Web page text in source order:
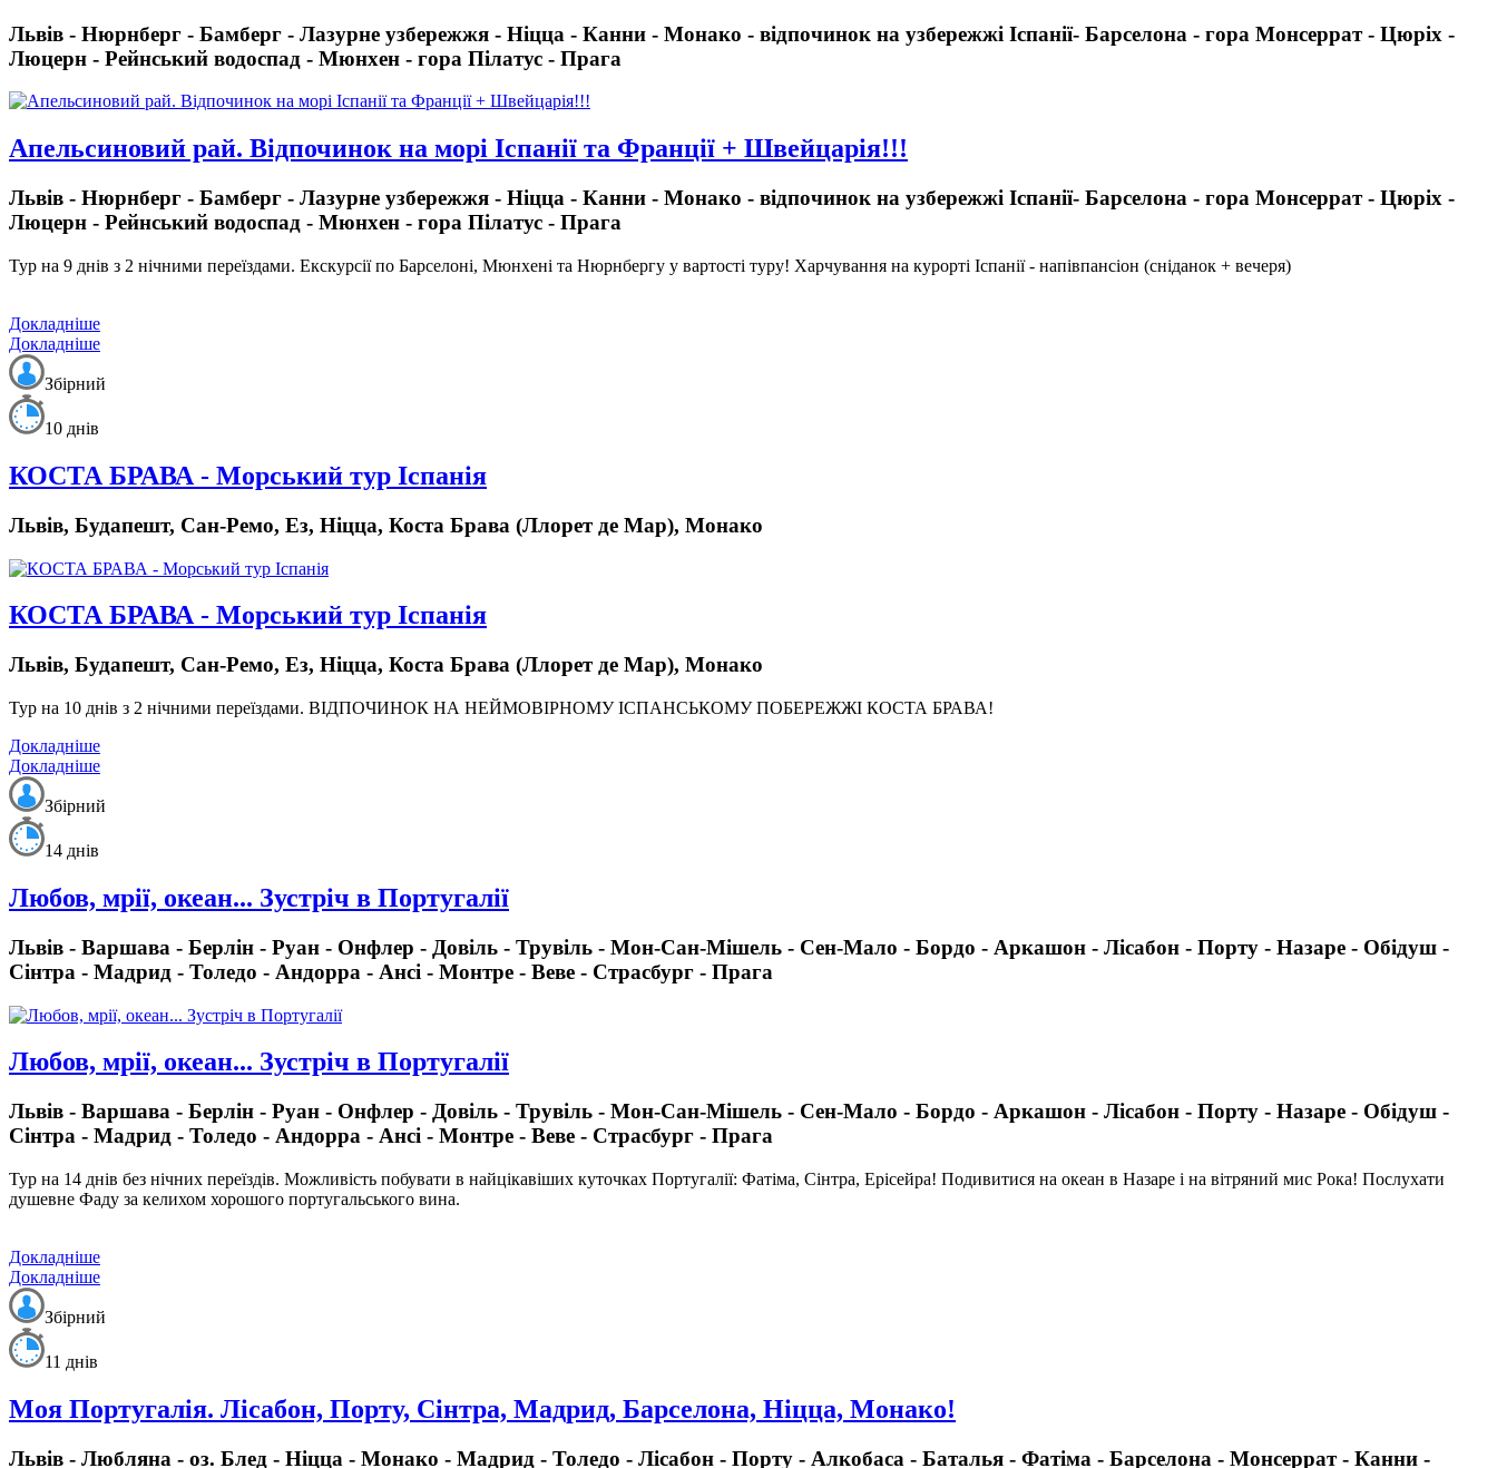
Львів - Нюрнберг - Бамберг - Лазурне узбережжя - Ніцца - Канни - Монако - відпочинок на узбережжі Іспанії- Барселона - гора Монсеррат - Цюріх -
Люцерн - Рейнський водоспад - Мюнхен - гора Пілатус - Прага
Апельсиновий рай. Відпочинок на морі Іспанії та Франції + Швейцарія!!!
Львів - Нюрнберг - Бамберг - Лазурне узбережжя - Ніцца - Канни - Монако - відпочинок на узбережжі Іспанії- Барселона - гора Монсеррат - Цюріх -
Люцерн - Рейнський водоспад - Мюнхен - гора Пілатус - Прага
Тур на 9 днів з 2 нічними переїздами. Екскурсії по Барселоні, Мюнхені та Нюрнбергу у вартості туру! Харчування на курорті Іспанії - напівпансіон (сніданок + вечеря)
Докладніше
Докладніше
Збірний
10 днів
КОСТА БРАВА - Морський тур Іспанія
Львів, Будапешт, Сан-Ремо, Ез, Ніцца, Коста Брава (Ллорет де Мар), Монако
КОСТА БРАВА - Морський тур Іспанія
Львів, Будапешт, Сан-Ремо, Ез, Ніцца, Коста Брава (Ллорет де Мар), Монако
Тур на 10 днів з 2 нічними переїздами. ВІДПОЧИНОК НА НЕЙМОВІРНОМУ ІСПАНСЬКОМУ ПОБЕРЕЖЖІ КОСТА БРАВА!
Докладніше
Докладніше
Збірний
14 днів
Любов, мрії, океан... Зустріч в Португалії
Львів - Варшава - Берлін - Руан - Онфлер - Довіль - Трувіль - Мон-Сан-Мішель - Сен-Мало - Бордо - Аркашон - Лісабон - Порту - Назаре - Обідуш -
Сінтра - Мадрид - Толедо - Андорра - Ансі - Монтре - Веве - Страсбург - Прага
Любов, мрії, океан... Зустріч в Португалії
Львів - Варшава - Берлін - Руан - Онфлер - Довіль - Трувіль - Мон-Сан-Мішель - Сен-Мало - Бордо - Аркашон - Лісабон - Порту - Назаре - Обідуш -
Сінтра - Мадрид - Толедо - Андорра - Ансі - Монтре - Веве - Страсбург - Прага
Тур на 14 днів без нічних переїздів. Можливість побувати в найцікавіших куточках Португалії: Фатіма, Сінтра, Ерісейра! Подивитися на океан в Назаре і на вітряний мис Рока! Послухати
душевне Фаду за келихом хорошого португальського вина.
Докладніше
Докладніше
Збірний
11 днів
Моя Португалія. Лісабон, Порту, Сінтра, Мадрид, Барселона, Ніцца, Монако!
Львів - Любляна - оз. Блед - Ніцца - Монако - Мадрид - Толедо - Лісабон - Порту - Алкобаса - Баталья - Фатіма - Барселона - Монсеррат - Канни -